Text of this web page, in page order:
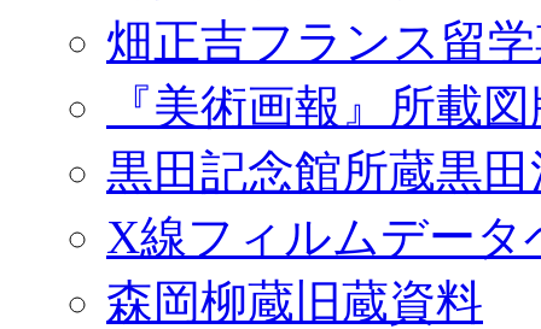
畑正吉フランス留
『美術画報』所載
黒田記念館所蔵黒
X線フィルムデータ
森岡柳蔵旧蔵資料